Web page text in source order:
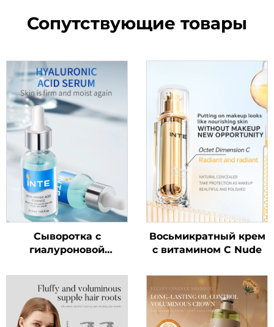
Сопутствующие товары
Сыворотка с
гиалуроновой
Восьмикратный крем
с витамином C Nude